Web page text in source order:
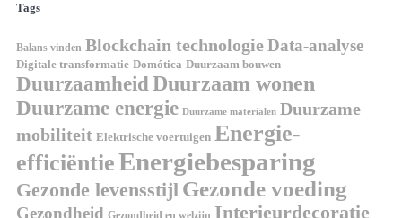
Tags
Balans vinden Blockchain technologieData-analyse
Digitale transformatie Domótica Duurzaam bouwen
DuurzaamheidDuurzaam wonen
Duurzame energie Duurzame materialen Duurzame
mobiliteit Elektrische voertuigen Energie-
efficiëntieEnergiebesparing
Gezonde levensstijl Gezonde voeding
Gezondheid
Interieurdecoratie